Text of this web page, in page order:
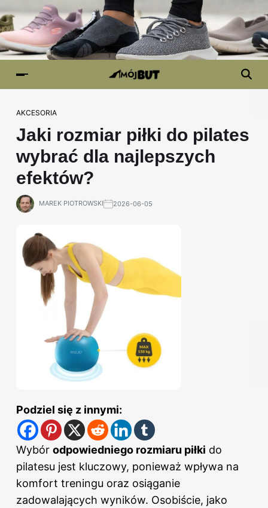
AKCESORIA
Jaki rozmiar piłki do pilates
wybrać dla najlepszych
efektów?
MAREK PIOTROWSKI 2026-06-05
Podziel się z innymi:
Wybór odpowiedniego rozmiaru piłki do
pilatesu jest kluczowy, ponieważ wpływa na
komfort treningu oraz osiąganie
zadowalających wyników. Osobiście, jako